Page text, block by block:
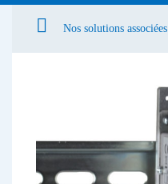
Nos solutions associées